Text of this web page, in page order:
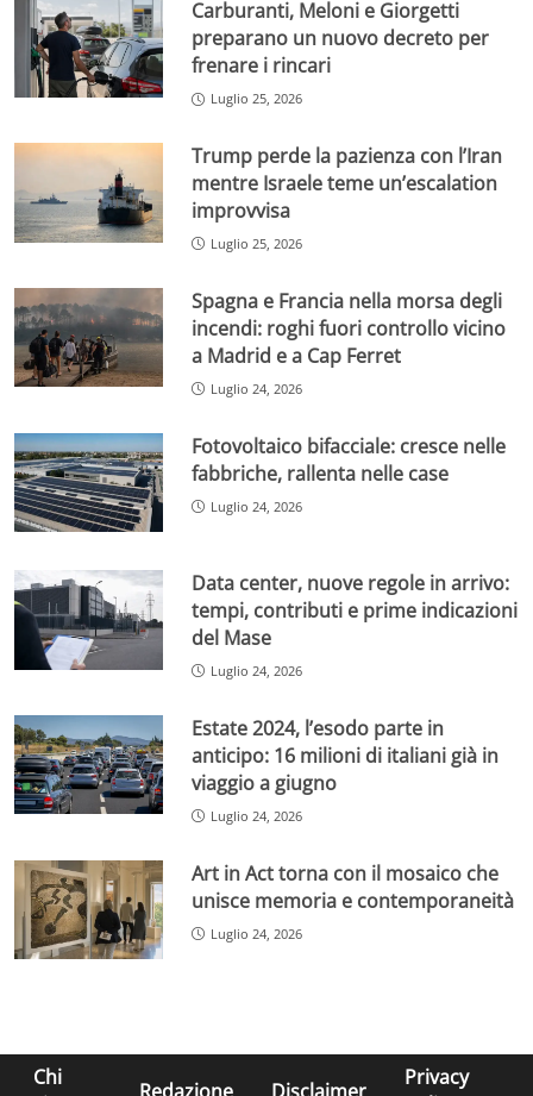
Carburanti, Meloni e Giorgetti
preparano un nuovo decreto per
frenare i rincari
Luglio 25, 2026
Trump perde la pazienza con l’Iran
mentre Israele teme un’escalation
improvvisa
Luglio 25, 2026
Spagna e Francia nella morsa degli
incendi: roghi fuori controllo vicino
a Madrid e a Cap Ferret
Luglio 24, 2026
Fotovoltaico bifacciale: cresce nelle
fabbriche, rallenta nelle case
Luglio 24, 2026
Data center, nuove regole in arrivo:
tempi, contributi e prime indicazioni
del Mase
Luglio 24, 2026
Estate 2024, l’esodo parte in
anticipo: 16 milioni di italiani già in
viaggio a giugno
Luglio 24, 2026
Art in Act torna con il mosaico che
unisce memoria e contemporaneità
Luglio 24, 2026
Chi
Privacy